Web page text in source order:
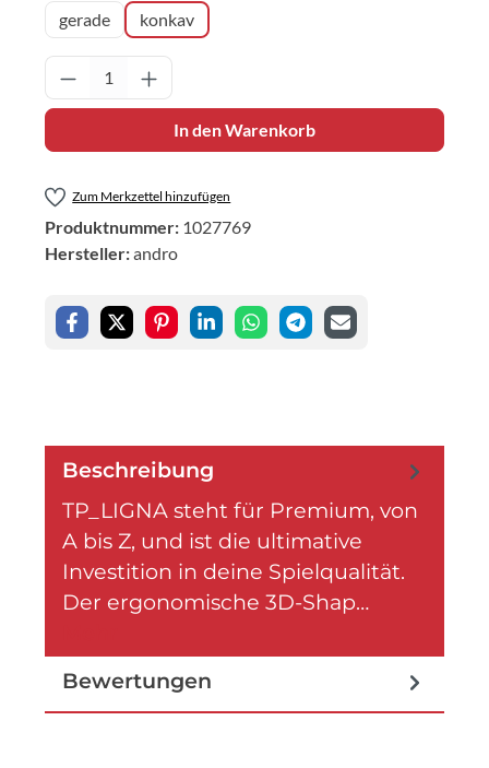
gerade konkav
Produkt Anzahl: Gib den gewünschten
In den Warenkorb
Zum Merkzettel hinzufügen
Produktnummer: 1027769
Hersteller:andro
Beschreibung
TP_LIGNA steht für Premium, von
A bis Z, und ist die ultimative
Investition in deine Spielqualität.
Der ergonomische 3D-Shap…
Bewertungen